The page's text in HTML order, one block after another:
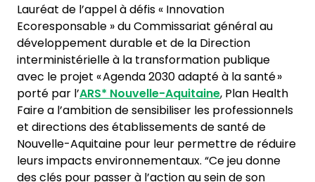
Lauréat de l’appel à défis « Innovation
Ecoresponsable » du Commissariat général au
développement durable et de la Direction
interministérielle à la transformation publique
avec le projet « Agenda 2030 adapté à la santé »
porté par l’ARS* Nouvelle-Aquitaine, Plan Health
Faire a l’ambition de sensibiliser les professionnels
et directions des établissements de santé de
Nouvelle-Aquitaine pour leur permettre de réduire
leurs impacts environnementaux. “Ce jeu donne
des clés pour passer à l’action au sein de son